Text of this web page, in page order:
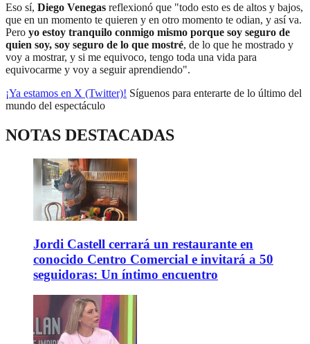
Eso sí, Diego Venegas reflexionó que "todo esto es de altos y bajos,
que en un momento te quieren y en otro momento te odian, y así va.
Pero yo estoy tranquilo conmigo mismo porque soy seguro de
quien soy, soy seguro de lo que mostré, de lo que he mostrado y
voy a mostrar, y si me equivoco, tengo toda una vida para
equivocarme y voy a seguir aprendiendo".
¡Ya estamos en X (Twitter)! Síguenos para enterarte de lo último del
mundo del espectáculo
NOTAS DESTACADAS
Jordi Castell cerrará un restaurante en
conocido Centro Comercial e invitará a 50
seguidoras: Un íntimo encuentro